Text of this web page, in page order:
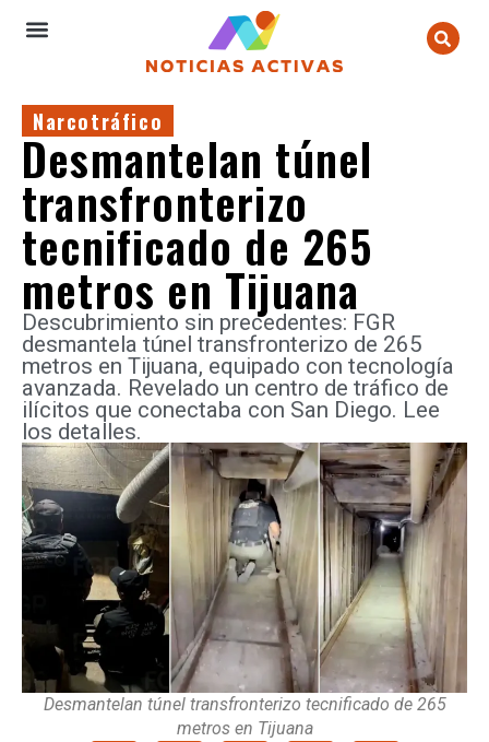
Narcotráfico
Desmantelan túnel
transfronterizo
tecnificado de 265
metros en Tijuana
Descubrimiento sin precedentes: FGR
desmantela túnel transfronterizo de 265
metros en Tijuana, equipado con tecnología
avanzada. Revelado un centro de tráfico de
ilícitos que conectaba con San Diego. Lee
los detalles.
Desmantelan túnel transfronterizo tecnificado de 265
metros en Tijuana